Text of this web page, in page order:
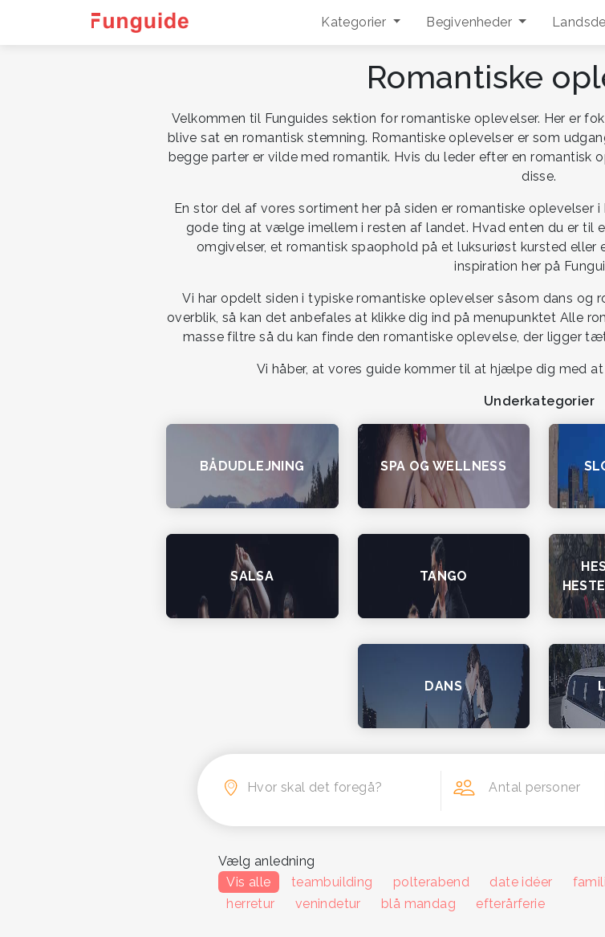
Kategorier Begivenheder
Romantiske
Velkommen til Funguides sektion for romantiske oplevelser. Her er
blive sat en romantisk stemning. Romantiske oplevelser er som
begge parter er vilde med romantik. Hvis du leder efter en
disse.
En stor del af vores sortiment her på siden er romantiske oplevelser
gode ting at vælge imellem i resten af landet. Hvad enten du er til
omgivelser, et romantisk spaophold på et luksuriøst kursted
inspiration her på
Vi har opdelt siden i typiske romantiske oplevelser såsom dans og
overblik, så kan det anbefales at klikke dig ind på menupunktet Alle
masse filtre så du kan finde den romantiske oplevelse, der ligger
Vi håber, at vores guide kommer til at hjælpe dig med
Underkategorier
BÅDUDLEJNING SPA OG WELLNESS
SALSA TANGO
DANS
Hvor skal det foregå? Antal personer
Vælg anledning
Vis alle
teambuilding polterabend date idéer
herretur
venindetur blå mandag efterårferie